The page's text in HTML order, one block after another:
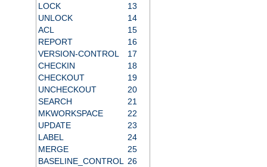
LOCK
13
UNLOCK
14
ACL
15
REPORT
16
VERSION-CONTROL
17
CHECKIN
18
CHECKOUT
19
UNCHECKOUT
20
SEARCH
21
MKWORKSPACE
22
UPDATE
23
LABEL
24
MERGE
25
BASELINE_CONTROL
26